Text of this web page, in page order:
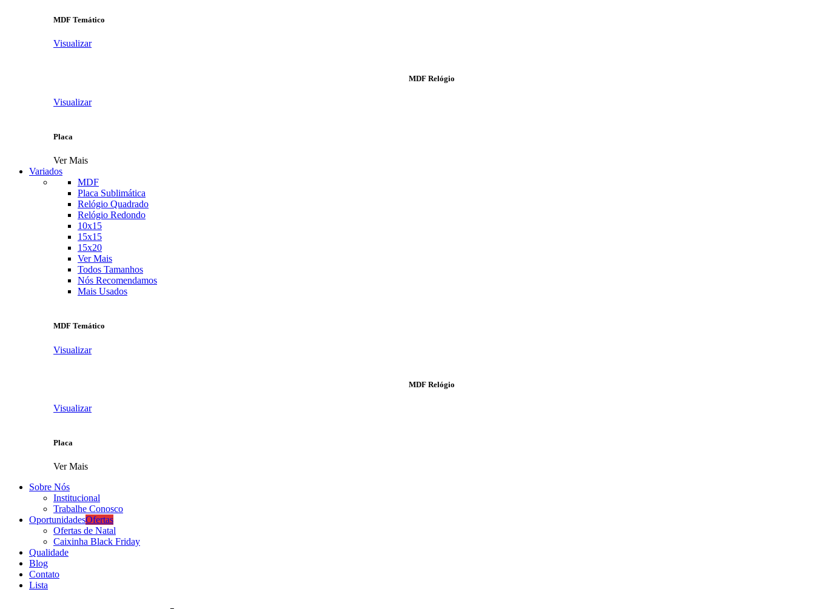
MDF Temático
Visualizar
MDF Relógio
Visualizar
Placa
Ver Mais
Variados
MDF
Placa Sublimática
Relógio Quadrado
Relógio Redondo
10x15
15x15
15x20
Ver Mais
Todos Tamanhos
Nós Recomendamos
Mais Usados
MDF Temático
Visualizar
MDF Relógio
Visualizar
Placa
Ver Mais
Sobre Nós
Institucional
Trabalhe Conosco
OportunidadesOfertas
Ofertas de Natal
Caixinha Black Friday
Qualidade
Blog
Contato
Lista